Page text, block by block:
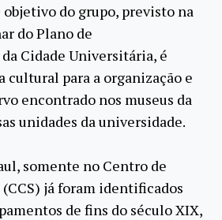
objetivo do grupo, previsto na
do Plano de
Cidade Universitária, é
para a organização e
encontrado nos museus da
unidades da universidade.
somente no Centro de
(CCS) já foram identificados
de fins do século XIX,